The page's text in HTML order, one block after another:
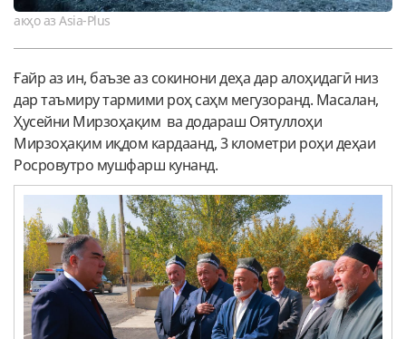
акҳо аз Asia-Plus
Ғайр аз ин, баъзе аз сокинони деҳа дар алоҳидагӣ низ
дар таъмиру тармими роҳ саҳм мегузоранд. Масалан,
Ҳусейни Мирзоҳақим ва додараш Оятуллоҳи
Мирзоҳақим иқдом кардаанд, 3 клометри роҳи деҳаи
Росровутро мушфарш кунанд.